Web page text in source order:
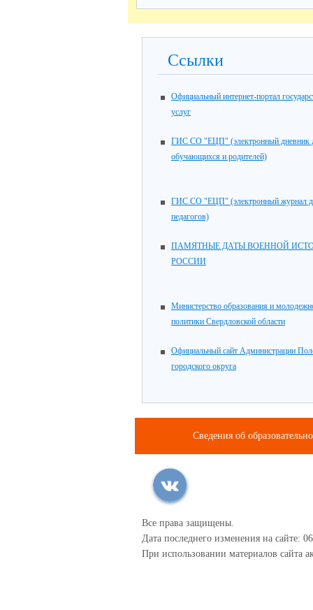
Ссылки
Официальный интернет-портал
услуг
ГИС СО "ЕЦП" (электронный дневник
обучающихся и родителей)
ГИС СО "ЕЦП" (электронный журнал
педагогов)
ПАМЯТНЫЕ ДАТЫ ВОЕННОЙ
РОССИИ
Министерство образования и
политики Свердловской области
Официальный сайт Администрации
городского округа
Сведения об
Все права защищены.
Дата последнего изменения на сайте:
При использовании материалов сайта